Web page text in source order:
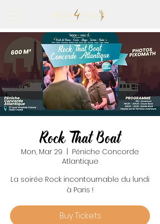
Rock That Boat
Mon, Mar 29
Péniche Concorde
Atlantique
La soirée Rock incontournable du lundi
à Paris !
Buy Tickets